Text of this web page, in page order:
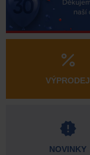
VÝPRODEJ
NOVINKY